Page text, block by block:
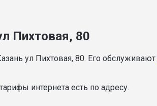
Пихтовая, 80
ул Пихтовая, 80. Его обслуживают
интернета есть по адресу.